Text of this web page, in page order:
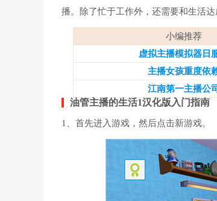
播。除了忙于工作外，还需要和生活
小编推荐
虚拟主播模拟器日
主播女孩重度依
江南第一主播公司
油管主播的生活1汉化版入门指南
1、首先进入游戏，然后点击新游戏。